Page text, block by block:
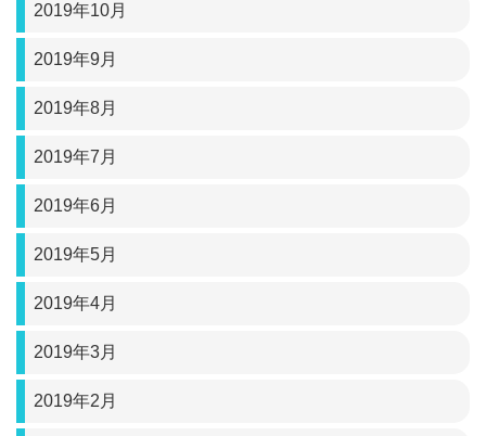
2019年10月
2019年9月
2019年8月
2019年7月
2019年6月
2019年5月
2019年4月
2019年3月
2019年2月